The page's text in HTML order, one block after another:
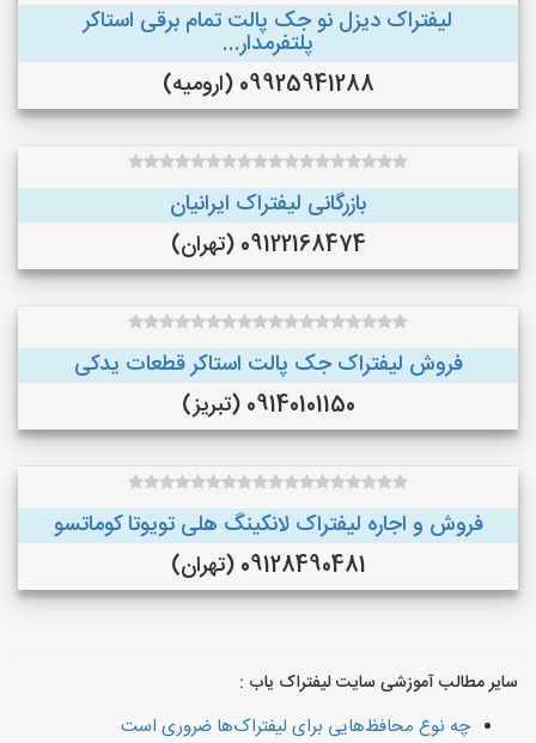
لیفتراک دیزل نو جک پالت تمام برقی استاکر
پلتفرمدار...
09925941288 (ارومیه)
بازرگانی لیفتراک ایرانیان
09122168474 (تهران)
فروش لیفتراک جک پالت استاکر قطعات یدکی
09140101150 (تبریز)
فروش و اجاره لیفتراک لانکینگ هلی تویوتا کوماتسو
09128490481 (تهران)
سایر مطالب آموزشی سایت لیفتراک یاب :
چه نوع محافظ‌هایی برای لیفتراک‌ها ضروری است